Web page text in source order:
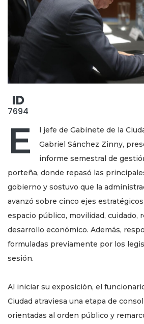
ID
7694
E
l jefe de Gabinete de la
Gabriel Sánchez Zinny,
informe semestral de
porteña, donde repasó las
gobierno y sostuvo que la
avanzó sobre cinco ejes
espacio público, movilidad, cuidado,
desarrollo económico. Además,
formuladas previamente por los
sesión.
Al iniciar su exposición, el
Ciudad atraviesa una etapa de
orientadas al orden público y